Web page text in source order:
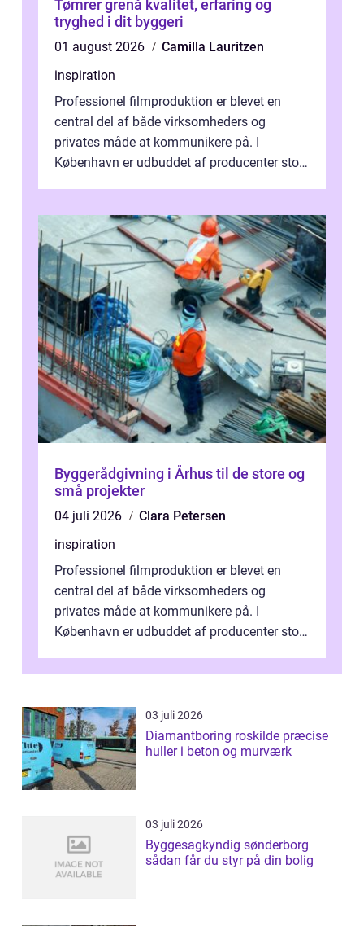
Tømrer grenå kvalitet, erfaring og
tryghed i dit byggeri
01 august 2026
Camilla Lauritzen
inspiration
Professionel filmproduktion er blevet en
central del af både virksomheders og
privates måde at kommunikere på. I
København er udbuddet af producenter stort,
Byggerådgivning i Århus til de store og
små projekter
04 juli 2026
Clara Petersen
inspiration
Professionel filmproduktion er blevet en
central del af både virksomheders og
privates måde at kommunikere på. I
København er udbuddet af producenter stort,
inti...
03 juli 2026
Diamantboring roskilde præcise
huller i beton og murværk
03 juli 2026
Byggesagkyndig sønderborg
sådan får du styr på din bolig